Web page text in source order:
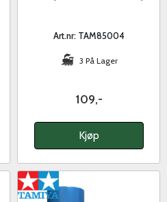
Art.nr: TAM85004
3 På Lager
109,-
Kjøp